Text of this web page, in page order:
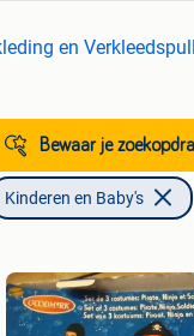
en
Bewaar je
Kinderen en Baby's